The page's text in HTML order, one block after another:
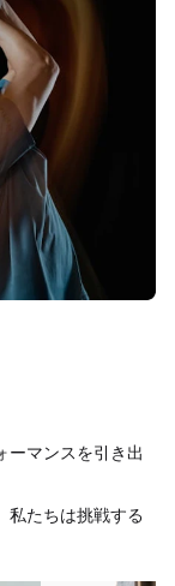
ーマンスを引き出
私たちは挑戦する